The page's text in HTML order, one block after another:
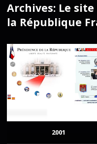
Archives: Le
la République
2001